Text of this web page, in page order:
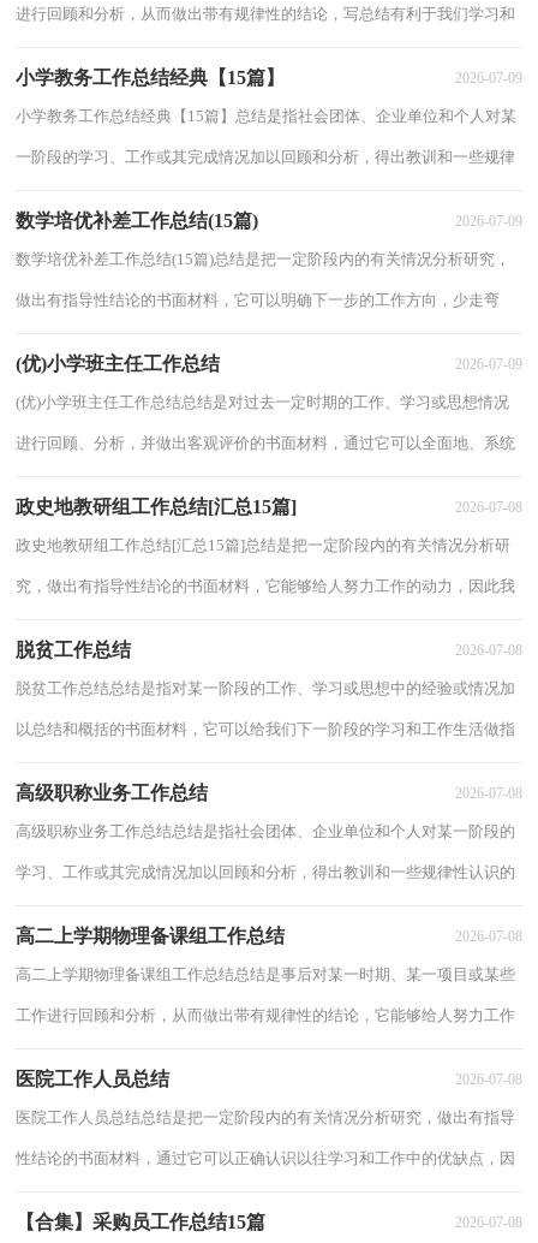
进行回顾和分析，从而做出带有规律性的结论，写总结有利于我们学习和
小学教务工作总结经典【15篇】 2026-07-09
小学教务工作总结经典【15篇】总结是指社会团体、企业单位和个人对某
一阶段的学习、工作或其完成情况加以回顾和分析，得出教训和一些规律
数学培优补差工作总结(15篇) 2026-07-09
数学培优补差工作总结(15篇)总结是把一定阶段内的有关情况分析研究，
做出有指导性结论的书面材料，它可以明确下一步的工作方向，少走弯
(优)小学班主任工作总结 2026-07-09
(优)小学班主任工作总结总结是对过去一定时期的工作、学习或思想情况
进行回顾、分析，并做出客观评价的书面材料，通过它可以全面地、系统
政史地教研组工作总结[汇总15篇] 2026-07-08
政史地教研组工作总结[汇总15篇]总结是把一定阶段内的有关情况分析研
究，做出有指导性结论的书面材料，它能够给人努力工作的动力，因此我
脱贫工作总结 2026-07-08
脱贫工作总结总结是指对某一阶段的工作、学习或思想中的经验或情况加
以总结和概括的书面材料，它可以给我们下一阶段的学习和工作生活做指
高级职称业务工作总结 2026-07-08
高级职称业务工作总结总结是指社会团体、企业单位和个人对某一阶段的
学习、工作或其完成情况加以回顾和分析，得出教训和一些规律性认识的
高二上学期物理备课组工作总结 2026-07-08
高二上学期物理备课组工作总结总结是事后对某一时期、某一项目或某些
工作进行回顾和分析，从而做出带有规律性的结论，它能够给人努力工作
医院工作人员总结 2026-07-08
医院工作人员总结总结是把一定阶段内的有关情况分析研究，做出有指导
性结论的书面材料，通过它可以正确认识以往学习和工作中的优缺点，因
【合集】采购员工作总结15篇 2026-07-08